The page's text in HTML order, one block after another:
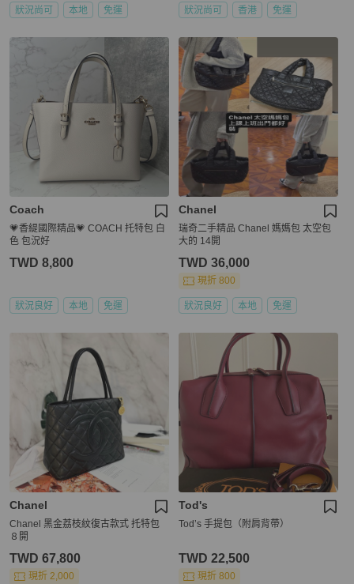
狀況尚可 本地 免運 狀況尚可 香港 免運
Coach
💗香緹國際精品💗 COACH 托特包 白
色 包況好
TWD 8,800
狀況良好 本地 免運
Chanel
瑞奇二手精品 Chanel 媽媽包 太空包
大的 14開
TWD 36,000
現折 800
狀況良好 本地 免運
Chanel
Chanel 黑金荔枝紋復古款式 托特包
８開
TWD 67,800
現折 2,000
Tod's
Tod’s 手提包（附肩背帶）
TWD 22,500
現折 800